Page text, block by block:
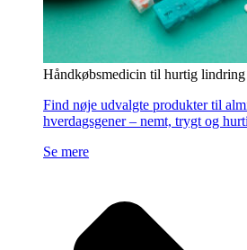
Håndkøbsmedicin til hurtig
Find nøje udvalgte produkter til
hverdagsgener – nemt, trygt og
Se mere